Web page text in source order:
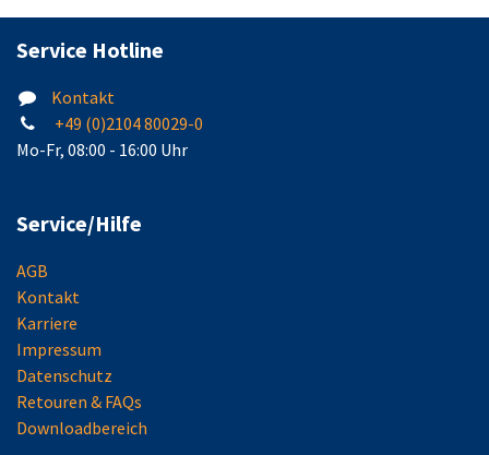
Service Hotline
Kontakt
+49 (0)2104 80029-0
Mo-Fr, 08:00 - 16:00 Uhr
Service/Hilfe
AGB
Kontakt
Karriere
Impressum
Datenschutz
Retouren & FAQs
Downloadbereich